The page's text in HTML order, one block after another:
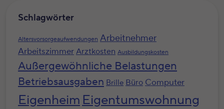
Schlagwörter
Altersvorsorgeaufwendungen Arbeitnehmer
Arbeitszimmer Arztkosten Ausbildungskosten
Außergewöhnliche Belastungen
Betriebsausgaben Brille Büro Computer
Eigenheim Eigentumswohnung